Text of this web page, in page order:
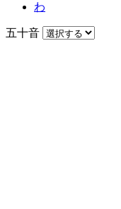
わ
五十音